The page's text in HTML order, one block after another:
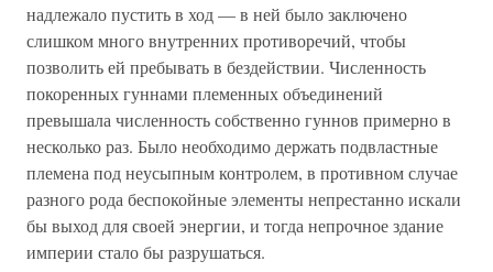
надлежало пустить в ход — в ней было заключено
слишком много внутренних противоречий, чтобы
позволить ей пребывать в бездействии. Численность
покоренных гуннами племенных объединений
превышала численность собственно гуннов примерно в
несколько раз. Было необходимо держать подвластные
племена под неусыпным контролем, в противном случае
разного рода беспокойные элементы непрестанно искали
бы выход для своей энергии, и тогда непрочное здание
империи стало бы разрушаться.